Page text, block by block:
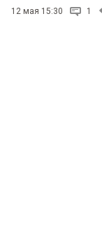
12 мая 15:30 1